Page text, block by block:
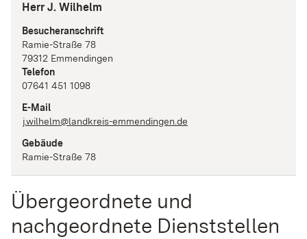
Herr J. Wilhelm
Besucheranschrift
Ramie-Straße 78
79312 Emmendingen
Telefon
07641 451 1098
E-Mail
j.wilhelm@landkreis-emmendingen.de
Gebäude
Ramie-Straße 78
Übergeordnete und
nachgeordnete Dienststellen